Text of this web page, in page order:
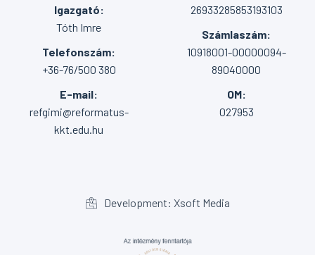
Igazgató:
Tóth Imre
Telefonszám:
+36-76/500 380
E-mail:
refgimi@reformatus-
kkt.edu.hu
26933285853193103
Számlaszám:
10918001-00000094-
89040000
OM:
027953
Development: Xsoft Media